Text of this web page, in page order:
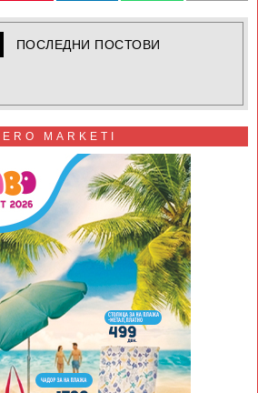
ПОСЛЕДНИ ПОСТОВИ
MARKETI